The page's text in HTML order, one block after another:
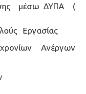
μέσω ΔΥΠΑ (
Εργασίας
Ανέργων